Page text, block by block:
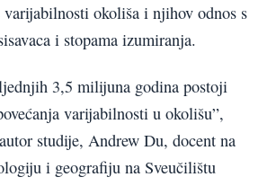
varijabilnosti okoliša i njihov odnos s
i stopama izumiranja.
3,5 milijuna godina postoji
varijabilnosti u okolišu”,
studije, Andrew Du, docent na
i geografiju na Sveučilištu